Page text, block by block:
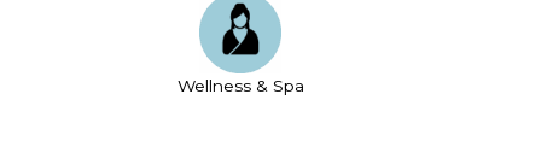
Wellness & Spa